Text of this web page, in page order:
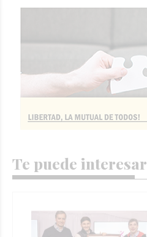
Te puede interesar